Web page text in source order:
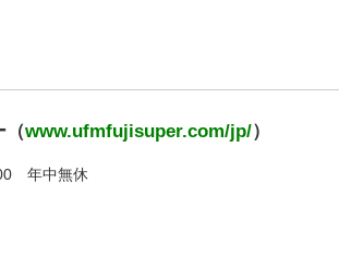
（www.ufmfujisuper.com/jp/）
年中無休